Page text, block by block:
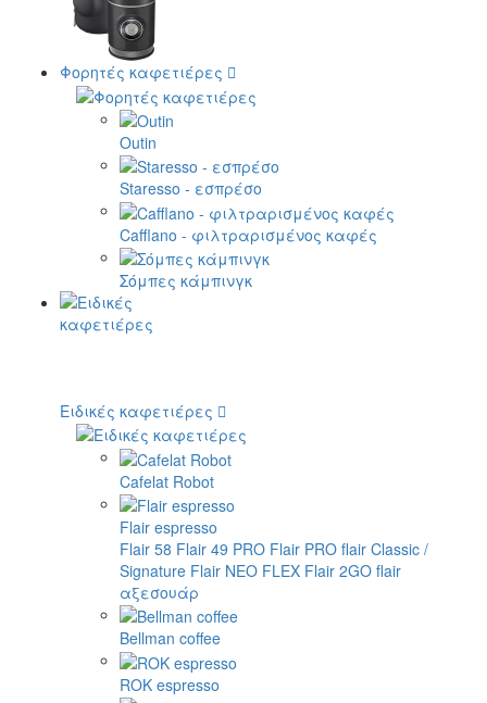
Φορητές καφετιέρες
Outin
Staresso - εσπρέσο
Cafflano - φιλτραρισμένος καφές
Σόμπες κάμπινγκ
Ειδικές καφετιέρες
Cafelat Robot
Flair espresso
Flair 58 Flair 49 PRO Flair PRO flair Classic /
Signature Flair NEO FLEX Flair 2GO flair
αξεσουάρ
Bellman coffee
ROK espresso